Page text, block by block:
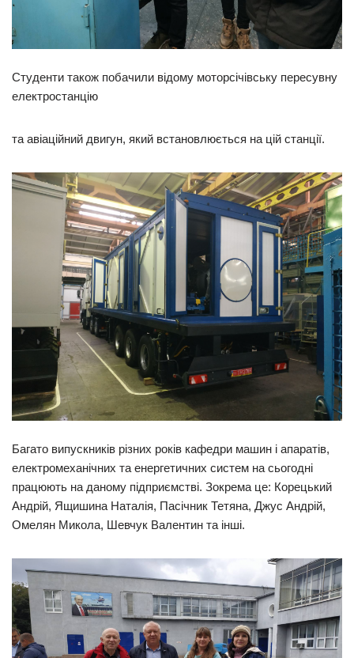
Студенти також побачили відому моторсічівську пересувну
електростанцію
та авіаційний двигун, який встановлюється на цій станції.
Багато випускників різних років кафедри машин і апаратів,
електромеханічних та енергетичних систем на сьогодні
працюють на даному підприємстві. Зокрема це: Корецький
Андрій, Ящишина Наталія, Пасічник Тетяна, Джус Андрій,
Омелян Микола, Шевчук Валентин та інші.